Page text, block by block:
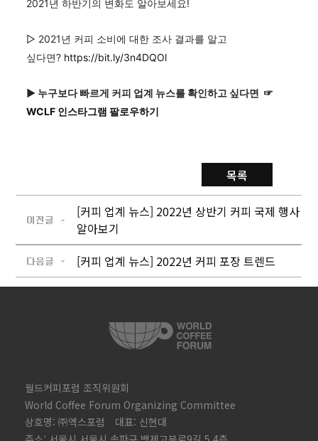
2021년 하반기의 변화도 알아보세요!
▷ 2021년 커피 소비에 대한 조사 결과를 알고
싶다면? https://bit.ly/3n4DQOl
▶ 누구보다 빠르게 커피 업계 뉴스를 확인하고 싶다면 ☞
WCLF 인스타그램 팔로우하기
목록
[커피 업계 뉴스] 2022년 상반기 커피 국제 행사
알아보기
[커피 업계 뉴스] 2022년 커피 포장 트렌드
월드커피포럼 조직위원회
World Coffee Forum Organizing Committee
상호명: ㈜엑스포럼 대표: 신현대